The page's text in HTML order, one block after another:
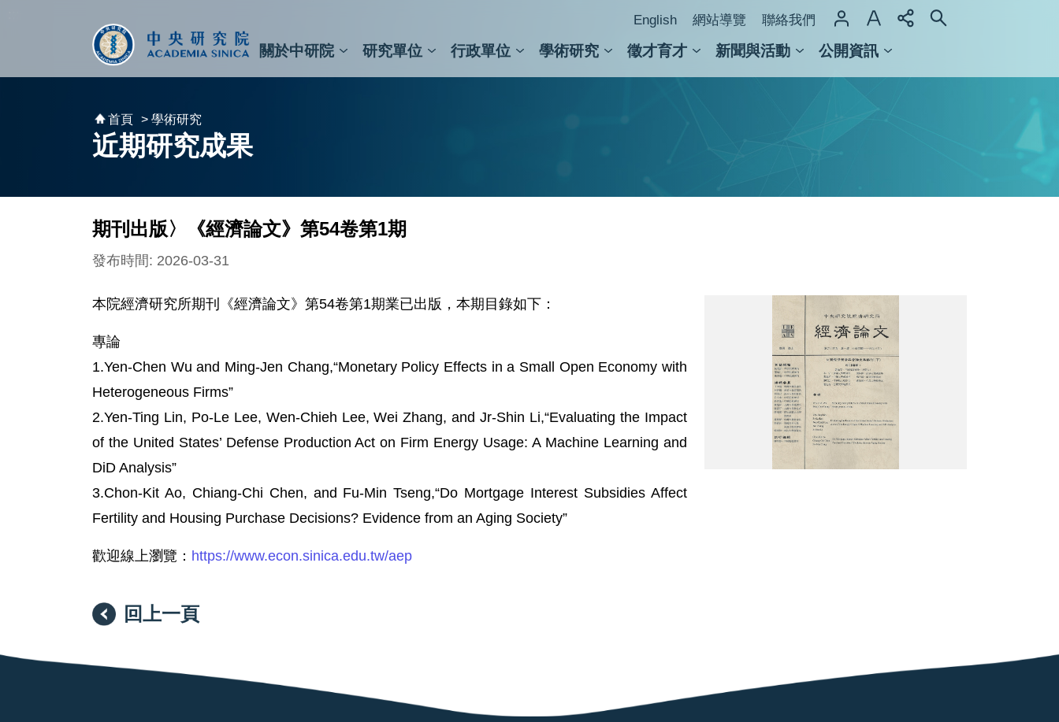
English 網站導覽 聯絡我們
關於中研院 研究單位 行政單位 學術研究 徵才育才 新聞與活動 公開資訊
首頁 > 學術研究
近期研究成果
期刊出版〉《經濟論文》第54卷第1期
發布時間: 2026-03-31
本院經濟研究所期刊《經濟論文》第54卷第1期業已出版，本期目錄如下：
專論
1.Yen-Chen Wu and Ming-Jen Chang,“Monetary Policy Effects in a Small Open Economy with
Heterogeneous Firms”
2.Yen-Ting Lin, Po-Le Lee, Wen-Chieh Lee, Wei Zhang, and Jr-Shin Li,“Evaluating the Impact
of the United States’ Defense Production Act on Firm Energy Usage: A Machine Learning and
DiD Analysis”
3.Chon-Kit Ao, Chiang-Chi Chen, and Fu-Min Tseng,“Do Mortgage Interest Subsidies Affect
Fertility and Housing Purchase Decisions? Evidence from an Aging Society”
歡迎線上瀏覽： https://www.econ.sinica.edu.tw/aep
回上一頁